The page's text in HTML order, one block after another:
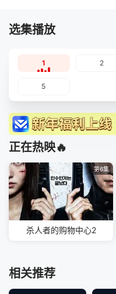
选集播放
1 2
5
正在热映🔥
第6集
杀人者的购物中心2
相关推荐